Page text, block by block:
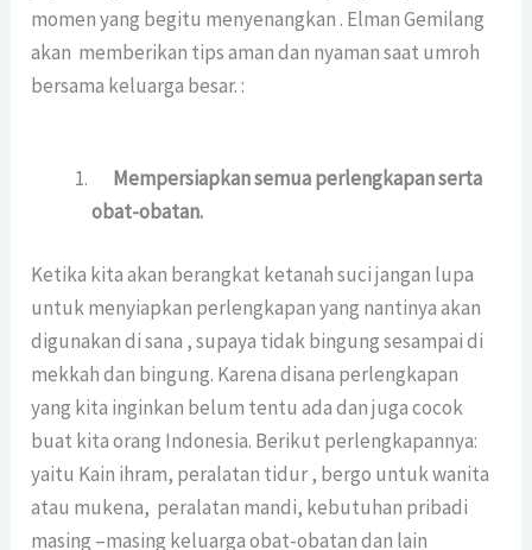
momen yang begitu menyenangkan . Elman Gemilang
akan memberikan tips aman dan nyaman saat umroh
bersama keluarga besar. :
Mempersiapkan semua perlengkapan serta
obat-obatan.
Ketika kita akan berangkat ketanah suci jangan lupa
untuk menyiapkan perlengkapan yang nantinya akan
digunakan di sana , supaya tidak bingung sesampai di
mekkah dan bingung. Karena disana perlengkapan
yang kita inginkan belum tentu ada dan juga cocok
buat kita orang Indonesia. Berikut perlengkapannya:
yaitu Kain ihram, peralatan tidur , bergo untuk wanita
atau mukena, peralatan mandi, kebutuhan pribadi
masing –masing keluarga obat-obatan dan lain